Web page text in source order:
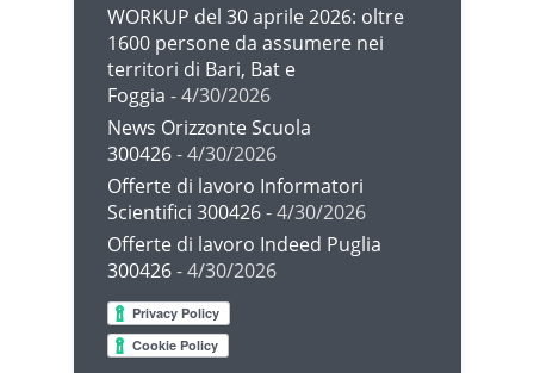
WORKUP del 30 aprile 2026: oltre
1600 persone da assumere nei
territori di Bari, Bat e
Foggia - 4/30/2026
News Orizzonte Scuola
300426- 4/30/2026
Offerte di lavoro Informatori
Scientifici 300426- 4/30/2026
Offerte di lavoro Indeed Puglia
300426- 4/30/2026